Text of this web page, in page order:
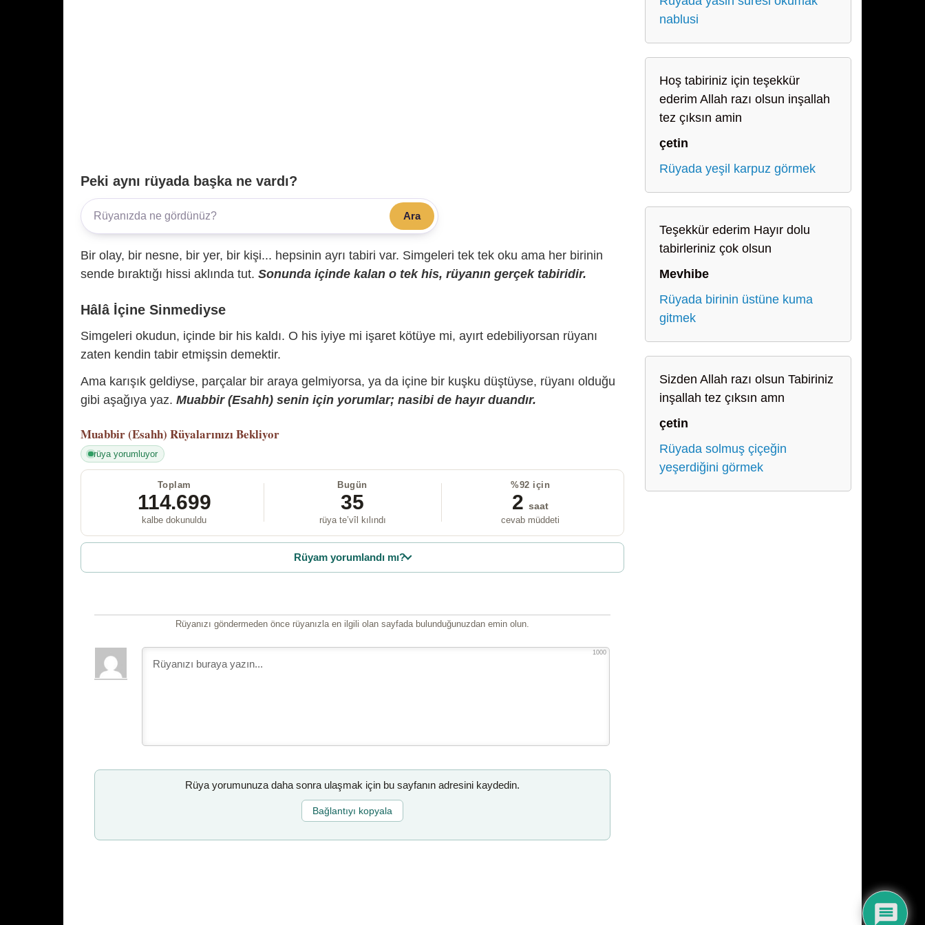
Peki aynı rüyada başka ne vardı?
Ara
Bir olay, bir nesne, bir yer, bir kişi... hepsinin ayrı tabiri var. Simgeleri tek tek oku ama her birinin
sende bıraktığı hissi aklında tut. Sonunda içinde kalan o tek his, rüyanın gerçek tabiridir.
Hâlâ İçine Sinmediyse
Simgeleri okudun, içinde bir his kaldı. O his iyiye mi işaret kötüye mi, ayırt edebiliyorsan rüyanı
zaten kendin tabir etmişsin demektir.
Ama karışık geldiyse, parçalar bir araya gelmiyorsa, ya da içine bir kuşku düştüyse, rüyanı olduğu
gibi aşağıya yaz. Muabbir (Esahh) senin için yorumlar; nasibi de hayır duandır.
Muabbir (Esahh) Rüyalarınızı Bekliyor
rüya yorumluyor
Toplam
114.699
kalbe dokunuldu
Bugün
35
rüya te’vîl kılındı
%92 için
2 saat
cevab müddeti
Rüyam yorumlandı mı?
Rüyanızı göndermeden önce rüyanızla en ilgili olan sayfada bulunduğunuzdan emin olun.
1000
Rüya yorumunuza daha sonra ulaşmak için bu sayfanın adresini kaydedin.
Bağlantıyı kopyala
nablusi
Hoş tabiriniz için teşekkür
ederim Allah razı olsun inşallah
tez çıksın amin
çetin
Rüyada yeşil karpuz görmek
Teşekkür ederim Hayır dolu
tabirleriniz çok olsun
Mevhibe
Rüyada birinin üstüne kuma
gitmek
Sizden Allah razı olsun Tabiriniz
inşallah tez çıksın amn
çetin
Rüyada solmuş çiçeğin
yeşerdiğini görmek